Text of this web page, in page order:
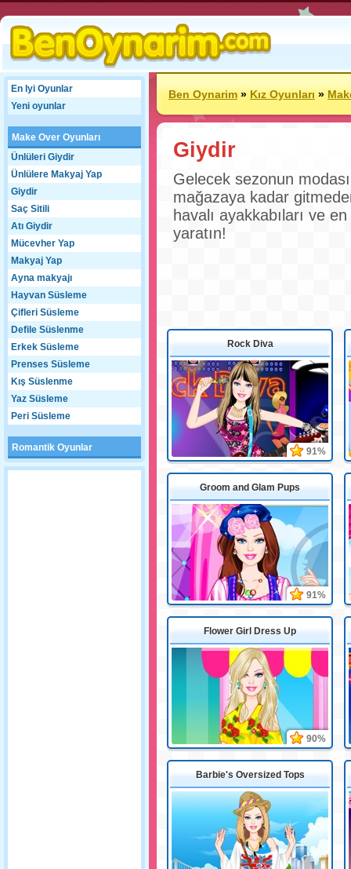
En Iyi Oyunlar
Yeni oyunlar
Make Over Oyunları
Ünlüleri Giydir
Ünlülere Makyaj Yap
Giydir
Saç Sitili
Atı Giydir
Mücevher Yap
Makyaj Yap
Ayna makyajı
Hayvan Süsleme
Çifleri Süsleme
Defile Süslenme
Erkek Süsleme
Prenses Süsleme
Kış Süslenme
Yaz Süsleme
Peri Süsleme
Romantik Oyunlar
Ben Oynarim»Kız Oyunları»
Giydir
Gelecek sezonun
mağazaya kadar
havalı ayakkabıları ve
yaratın!
Rock Diva
91%
Groom and Glam Pups
91%
Flower Girl Dress Up
90%
Barbie's Oversized Tops